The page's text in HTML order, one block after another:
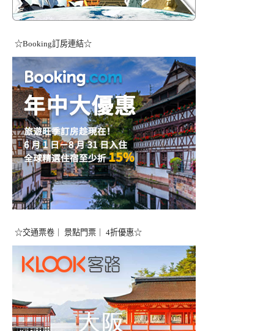
☆Booking訂房連結☆
☆交通票卷｜ 景點門票｜ 4折優惠☆